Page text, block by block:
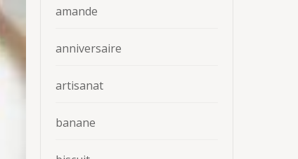
amande
anniversaire
artisanat
banane